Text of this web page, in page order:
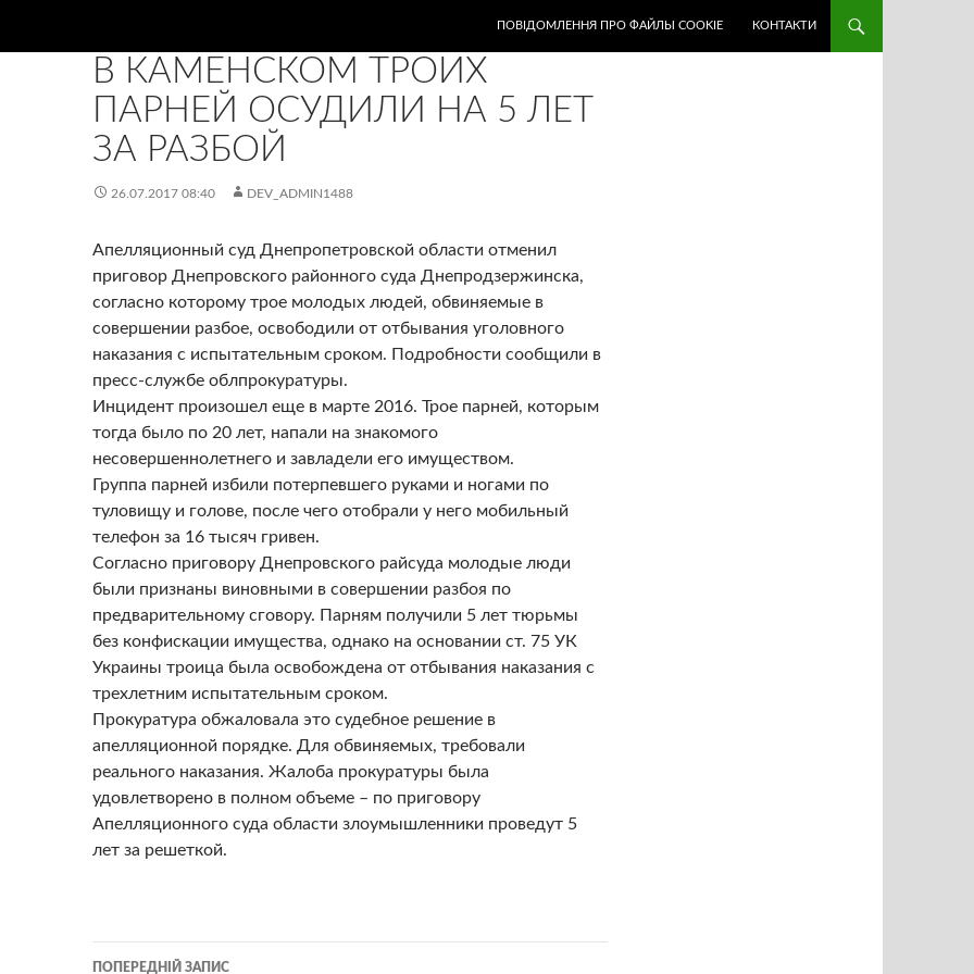
ПОВІДОМЛЕННЯ ПРО ФАЙЛЫ COOKIE КОНТАКТИ
В КАМЕНСКОМ ТРОИХ
ПАРНЕЙ ОСУДИЛИ НА 5 ЛЕТ
ЗА РАЗБОЙ
26.07.2017 08:40 DEV_ADMIN1488
Апелляционный суд Днепропетровской области отменил
приговор Днепровского районного суда Днепродзержинска,
согласно которому трое молодых людей, обвиняемые в
совершении разбое, освободили от отбывания уголовного
наказания с испытательным сроком. Подробности сообщили в
пресс-службе облпрокуратуры.
Инцидент произошел еще в марте 2016. Трое парней, которым
тогда было по 20 лет, напали на знакомого
несовершеннолетнего и завладели его имуществом.
Группа парней избили потерпевшего руками и ногами по
туловищу и голове, после чего отобрали у него мобильный
телефон за 16 тысяч гривен.
Согласно приговору Днепровского райсуда молодые люди
были признаны виновными в совершении разбоя по
предварительному сговору. Парням получили 5 лет тюрьмы
без конфискации имущества, однако на основании ст. 75 УК
Украины троица была освобождена от отбывания наказания с
трехлетним испытательным сроком.
Прокуратура обжаловала это судебное решение в
апелляционной порядке. Для обвиняемых, требовали
реального наказания. Жалоба прокуратуры была
удовлетворено в полном объеме – по приговору
Апелляционного суда области злоумышленники проведут 5
лет за решеткой.
Навігація
ПОПЕРЕДНІЙ ЗАПИС